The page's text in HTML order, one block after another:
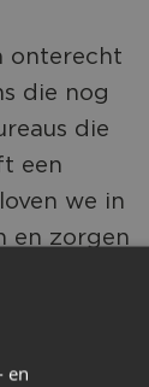
onterecht
die nog
die
een
we in
en zorgen
en